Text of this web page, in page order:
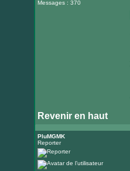
Messages : 370
Revenir en haut
PluMGMK
Reporter